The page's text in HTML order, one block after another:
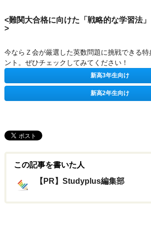
<難関大合格に向けた「戦略的な学習法
>
今ならＺ会が厳選した英数問題に挑戦できる
ント。ぜひチェックしてみてください！
新高3年生向け
新高2年生向け
この記事を書いた人
【PR】Studyplus編集部